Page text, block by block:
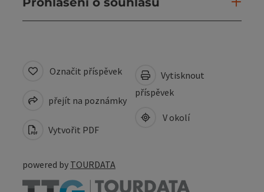
Označit příspěvek
přejít na poznámky
Vytvořit PDF
Vytisknout
příspěvek
V okolí
powered by TOURDATA